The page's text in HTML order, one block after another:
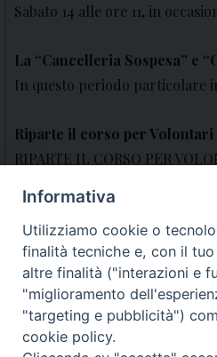
Sabato 14 alle ore 11, in
La “Cancelleria Sospesa” e
In questo periodo particolare
Riparte il corso per Volontari
RIPARTE IL CORSO PER
Corso formazione 2009
Corso Caritas per volontari
Indagine conoscitiva
Questionario conoscitivo sulle
diocesane…
Informativa
Utilizziamo cookie o
finalità tecniche e, con il
altre finalità ("interazioni e
"miglioramento
"targeting e pubblicità")
cookie policy.